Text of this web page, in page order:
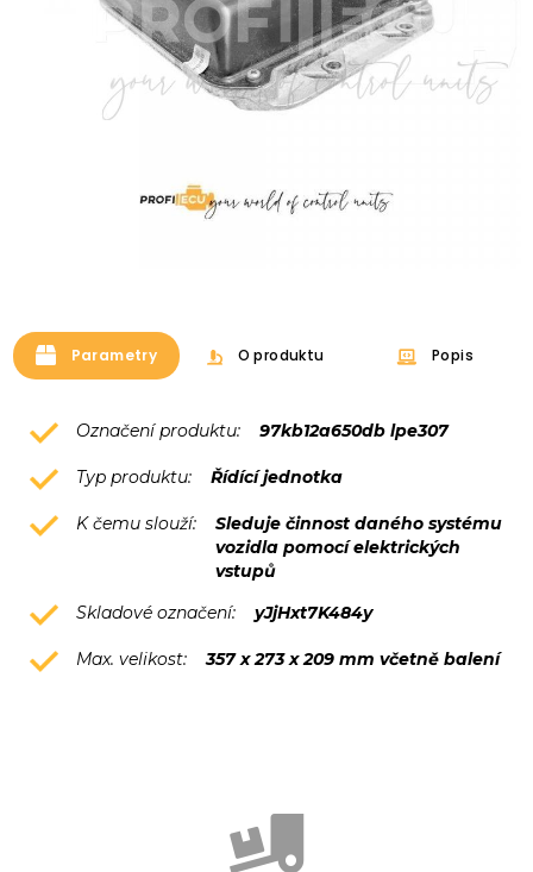
Parametry O produktu Popis
Označení produktu: 97kb12a650db lpe307
Typ produktu: Řídící jednotka
K čemu slouží:
Sleduje činnost daného systému
vozidla pomocí elektrických
vstupů
Skladové označení:
yJjHxt7K484y
Max. velikost: 357 x 273 x 209 mm včetně balení